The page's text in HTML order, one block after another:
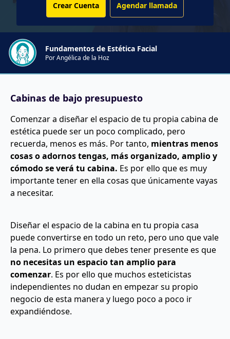
Crear Cuenta Agendar llamada
Fundamentos de Estética Facial
Por Angélica de la Hoz
Cabinas de bajo presupuesto
Comenzar a diseñar el espacio de tu propia cabina de
estética puede ser un poco complicado, pero
recuerda, menos es más. Por tanto, mientras menos
cosas o adornos tengas, más organizado, amplio y
cómodo se verá tu cabina. Es por ello que es muy
importante tener en ella cosas que únicamente vayas
a necesitar.
Diseñar el espacio de la cabina en tu propia casa
puede convertirse en todo un reto, pero uno que vale
la pena. Lo primero que debes tener presente es que
no necesitas un espacio tan amplio para
comenzar. Es por ello que muchos esteticistas
independientes no dudan en empezar su propio
negocio de esta manera y luego poco a poco ir
expandiéndose.